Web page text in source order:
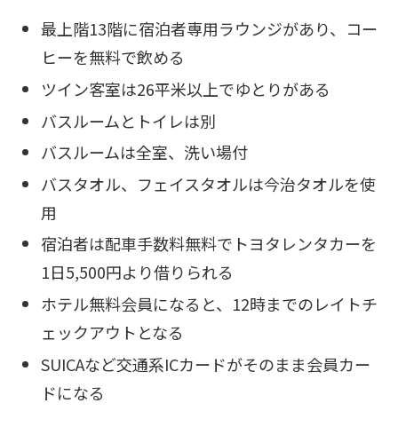
最上階13階に宿泊者専用ラウンジがあり、コー
ヒーを無料で飲める
ツイン客室は26平米以上でゆとりがある
バスルームとトイレは別
バスルームは全室、洗い場付
バスタオル、フェイスタオルは今治タオルを使
用
宿泊者は配車手数料無料でトヨタレンタカーを
1日5,500円より借りられる
ホテル無料会員になると、12時までのレイトチ
ェックアウトとなる
SUICAなど交通系ICカードがそのまま会員カー
ドになる